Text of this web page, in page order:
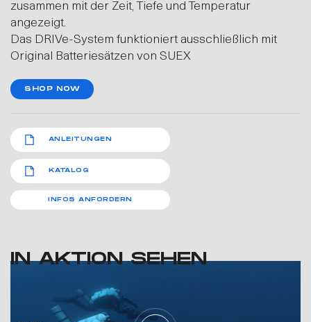
zusammen mit der Zeit, Tiefe und Temperatur
angezeigt.
Das DRIVe-System funktioniert ausschließlich mit
Original Batteriesätzen von SUEX
SHOP NOW
ANLEITUNGEN
KATALOG
INFOS ANFORDERN
IN AKTION SEHEN